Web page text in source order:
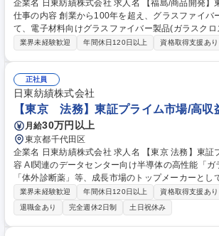
企業名 日東紡績株式会社 求人名 【福島/商品開発】東証プライム上場 ※新幹線通勤OK！費用全額支給※規程あり
仕事の内容 創業から100年を超え、グラスファイ
て、電子材料向けグラスファイバー製品(ガラスクロス)の商品
料向けグラスファイバー製品(ガラスクロス)の商品
業界未経験歓迎 年間休日120日以上 資格取得支援あり
正社員
日東紡績株式会社
【東京 法務】東証プライム市場/高
月給30万円以上
東京都千代田区
企業名 日東紡績株式会社 求人名 【東京 法務】東証プライム市場/高収益・化学メーカー/年間休日123日 仕事の内
容 AI関連のデータセンター向け半導体の高性能「
「体外診断薬」等、成長市場のトップメーカーとして
内容(1)】下記の事業法務・契約実務を中心にご担
査（秘密保持、業務委託、共同開発、販売代理店等
らの日常的な法律相談への回答、および法的リス
英文契約（一部）、新規事業立ち上げに伴うリーガル支援 募集職種 【東京 法務】東証プライム市
業界未経験歓迎 年間休日120日以上 資格取得支援あり
退職金あり
完全週休2日制 土日祝休み